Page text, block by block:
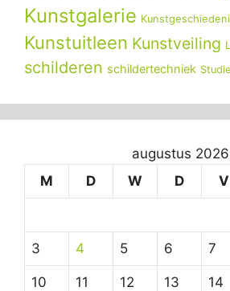
Kunstgalerie
Kunstuitleen Kunstveiling
schilderen schildertechniek Studie
augustus 2026
M
D W D V
3 4 5 6 7
10 11 12 13 14